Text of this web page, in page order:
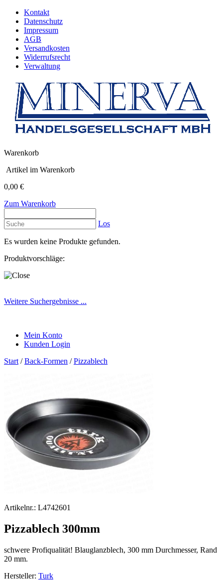
Kontakt
Datenschutz
Impressum
AGB
Versandkosten
Widerrufsrecht
Verwaltung
Warenkorb
Artikel im Warenkorb
0,00 €
Zum Warenkorb
Los
Es wurden keine Produkte gefunden.
Produktvorschläge:
Weitere Suchergebnisse ...
Mein Konto
Kunden Login
Start /Back-Formen /Pizzablech
Artikelnr.: L4742601
Pizzablech 300mm
schwere Profiqualität! Blauglanzblech, 300 mm Durchmesser, Rand
20 mm.
Hersteller: Turk